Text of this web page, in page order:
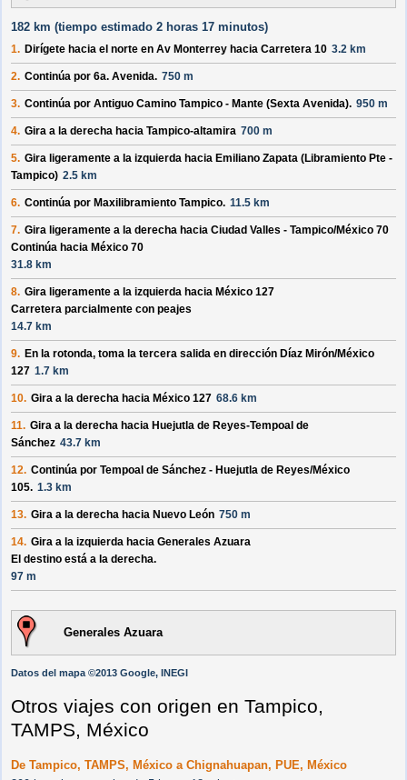
182 km (tiempo estimado 2 horas 17 minutos)
1. Dirígete hacia el norte en Av Monterrey hacia Carretera 10 3.2 km
2. Continúa por 6a. Avenida. 750 m
3. Continúa por Antiguo Camino Tampico - Mante (Sexta Avenida). 950 m
4. Gira a la derecha hacia Tampico-altamira 700 m
5. Gira ligeramente a la izquierda hacia Emiliano Zapata (Libramiento Pte -
Tampico) 2.5 km
6. Continúa por Maxilibramiento Tampico. 11.5 km
7. Gira ligeramente a la derecha hacia Ciudad Valles - Tampico/México 70
Continúa hacia México 70
31.8 km
8. Gira ligeramente a la izquierda hacia México 127
Carretera parcialmente con peajes
14.7 km
9. En la rotonda, toma la tercera salida en dirección Díaz Mirón/México
127 1.7 km
10. Gira a la derecha hacia México 127 68.6 km
11. Gira a la derecha hacia Huejutla de Reyes-Tempoal de
Sánchez 43.7 km
12. Continúa por Tempoal de Sánchez - Huejutla de Reyes/México
105. 1.3 km
13. Gira a la derecha hacia Nuevo León 750 m
14. Gira a la izquierda hacia Generales Azuara
El destino está a la derecha.
97 m
Generales Azuara
Datos del mapa ©2013 Google, INEGI
Otros viajes con origen en Tampico,
TAMPS, México
De Tampico, TAMPS, México a Chignahuapan, PUE, México